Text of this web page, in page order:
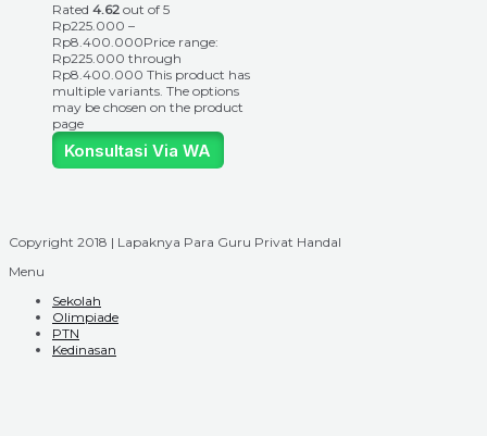
Rated 4.62 out of 5
Rp225.000 –
Rp8.400.000Price range:
Rp225.000 through
Rp8.400.000 This product has
multiple variants. The options
may be chosen on the product
page
Konsultasi Via WA
Copyright 2018 | Lapaknya Para Guru Privat Handal
Menu
Sekolah
Olimpiade
PTN
Kedinasan